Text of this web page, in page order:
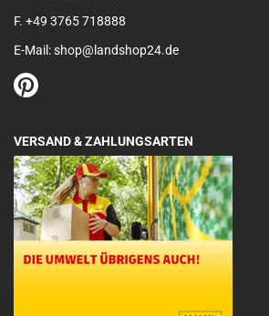
F. +49 3765 718888
E-Mail: shop@landshop24.de
VERSAND & ZAHLUNGSARTEN